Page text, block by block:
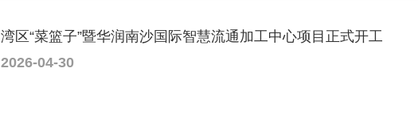
湾区“菜篮子”暨华润南沙国际智慧流通加工中心项目正式开工
2026-04-30